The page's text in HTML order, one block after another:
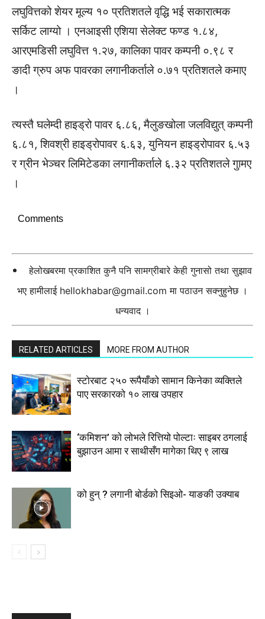
लघुवित्तको शेयर मूल्य १० प्रतिशतले वृद्धि भई सकारात्मक
सर्किट लाग्यो । एनआइसी एशिया सेलेक्ट फण्ड १.८४,
आरएमडिसी लघुवित्त १.२७, कालिका पावर कम्पनी ०.९८ र
ङादी ग्रुप अफ पावरका लगानीकर्ताले ०.७१ प्रतिशतले कमाए
।
त्यस्तै घलेम्दी हाइड्रो पावर ६.८६, मैलुङखोला जलविद्युत् कम्पनी
६.८१, शिवश्री हाइड्रोपावर ६.६३, युनियन हाइड्रोपावर ६.५३
र ग्रीन भेञ्चर लिमिटेडका लगानीकर्ताले ६.३२ प्रतिशतले गुामए
।
Comments
हेलोखबरमा प्रकाशित कुनै पनि सामग्रीबारे केही गुनासो तथा सुझाव
भए हामीलाई hellokhabar@gmail.com मा पठाउन सक्नुहुनेछ ।
धन्यवाद ।
RELATED ARTICLES MORE FROM AUTHOR
स्टाेरबाट २५० रूपैयाँको सामान किनेका व्यक्तिले
पाए सरकारको १० लाख उपहार
‘कमिशन’ को लोभले रित्तियो पोल्टाः साइबर ठगलाई
बुझाउन आमा र साथीसँग मागेका थिए ९ लाख
को हुन् ? लगानी बोर्डको सिइओ- याङकी उक्याब